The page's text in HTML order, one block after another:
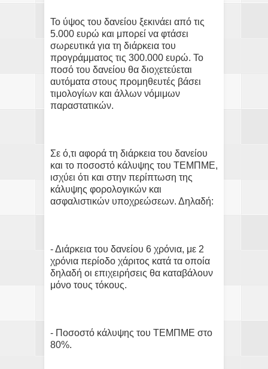
Το ύψος του δανείου ξεκινάει από τις
5.000 ευρώ και μπορεί να φτάσει
σωρευτικά για τη διάρκεια του
προγράμματος τις 300.000 ευρώ. Το
ποσό του δανείου θα διοχετεύεται
αυτόματα στους προμηθευτές βάσει
τιμολογίων και άλλων νόμιμων
παραστατικών.
Σε ό,τι αφορά τη διάρκεια του δανείου
και το ποσοστό κάλυψης του ΤΕΜΠΜΕ,
ισχύει ότι και στην περίπτωση της
κάλυψης φορολογικών και
ασφαλιστικών υποχρεώσεων. Δηλαδή:
- Διάρκεια του δανείου 6 χρόνια, με 2
χρόνια περίοδο χάριτος κατά τα οποία
δηλαδή οι επιχειρήσεις θα καταβάλουν
μόνο τους τόκους.
- Ποσοστό κάλυψης του ΤΕΜΠΜΕ στο
80%.